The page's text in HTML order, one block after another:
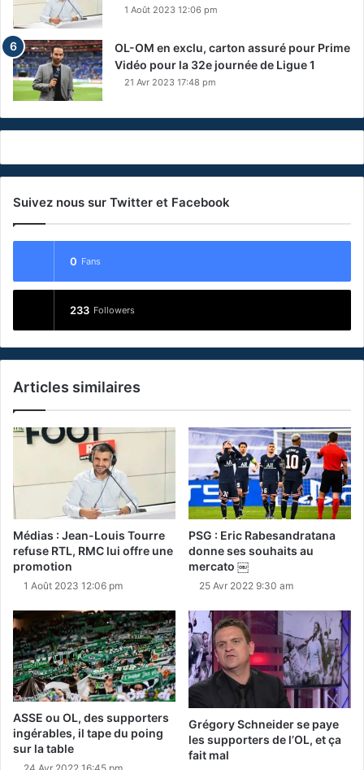
1 Août 2023 12:06 pm
OL-OM en exclu, carton assuré pour Prime
Vidéo pour la 32e journée de Ligue 1
21 Avr 2023 17:48 pm
Suivez nous sur Twitter et Facebook
0 Fans
233 Followers
Articles similaires
Médias : Jean-Louis Tourre
refuse RTL, RMC lui offre une
promotion
1 Août 2023 12:06 pm
PSG : Eric Rabesandratana
donne ses souhaits au
mercato ￼
25 Avr 2022 9:30 am
ASSE ou OL, des supporters
ingérables, il tape du poing
sur la table
Grégory Schneider se paye
les supporters de l’OL, et ça
fait mal